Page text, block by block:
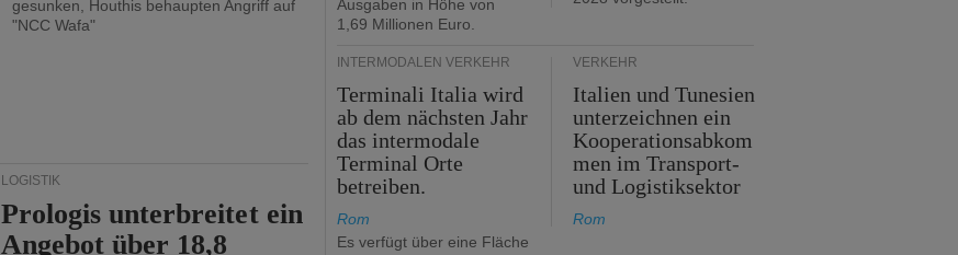
gesunken, Houthis behaupten Angriff auf
"NCC Wafa"
LOGISTIK
Prologis unterbreitet ein
Angebot über 18,8
Ausgaben in Höhe von
1,69 Millionen Euro.
INTERMODALEN VERKEHR
Terminali Italia wird
ab dem nächsten Jahr
das intermodale
Terminal Orte
betreiben.
Rom
Es verfügt über eine Fläche
VERKEHR
Italien und Tunesien
unterzeichnen ein
Kooperationsabkom
men im Transport-
und Logistiksektor
Rom